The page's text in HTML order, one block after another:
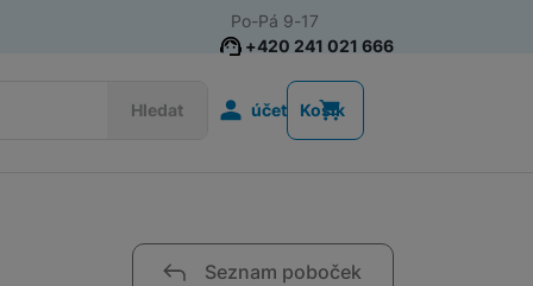
Hledat
+420 241 021 666
Po-Pá 9-17
Uživatelská
účet Košík
Seznam poboček